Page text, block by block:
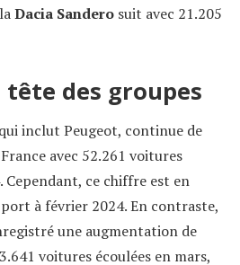
Dacia Sandero suit avec 21.205
des groupes
inclut Peugeot, continue de
avec 52.261 voitures
Cependant, ce chiffre est en
à février 2024. En contraste,
une augmentation de
voitures écoulées en mars,